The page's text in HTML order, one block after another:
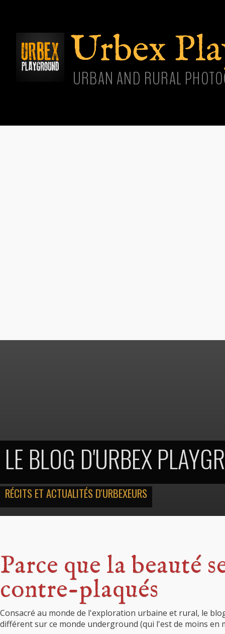
Urbex
URBAN AND RURAL
LE BLOG D'URBEX
RÉCITS ET ACTUALITÉS D'URBEXEURS
Parce que la beauté
contre-plaqués
Consacré au monde de l'exploration urbaine et rural, le
différent sur ce monde underground (qui l'est de moins en